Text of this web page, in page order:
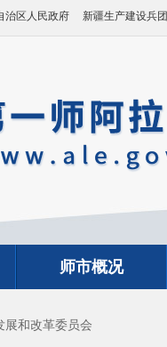
治区人民政府 新疆生产建设兵团
师市概况
展和改革委员会